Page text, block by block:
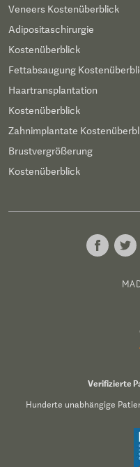
Veneers Kostenüberblick
Adipositaschirurgie
Kostenüberblick
Fettabsaugung
Haartransplantation
Kostenüberblick
Zahnimplantate
Brustvergrößerung
Kostenüberblick
Verifizierte
Hunderte unabhängige